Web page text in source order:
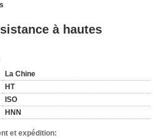
à hautes
La Chine
HT
ISO
HNN
et expédition: